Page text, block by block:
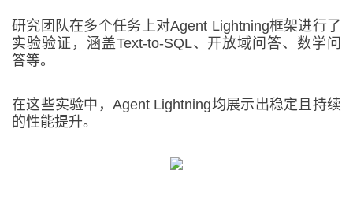
研究团队在多个任务上对Agent Lightning框架进行了
实验验证，涵盖Text-to-SQL、开放域问答、数学问
答等。
在这些实验中，Agent Lightning均展示出稳定且持续
的性能提升。